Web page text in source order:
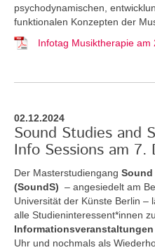
psychodynamischen,
funktionalen Konzepten der
Infotag Musiktherapie am
02.12.2024
Sound Studies and
Info Sessions am 7.
Der Masterstudiengang Sound
(SoundS) – angesiedelt am
Universität der Künste Berlin –
alle Studieninteressent*innen zu
Informationsveranstaltungen
Uhr und nochmals als